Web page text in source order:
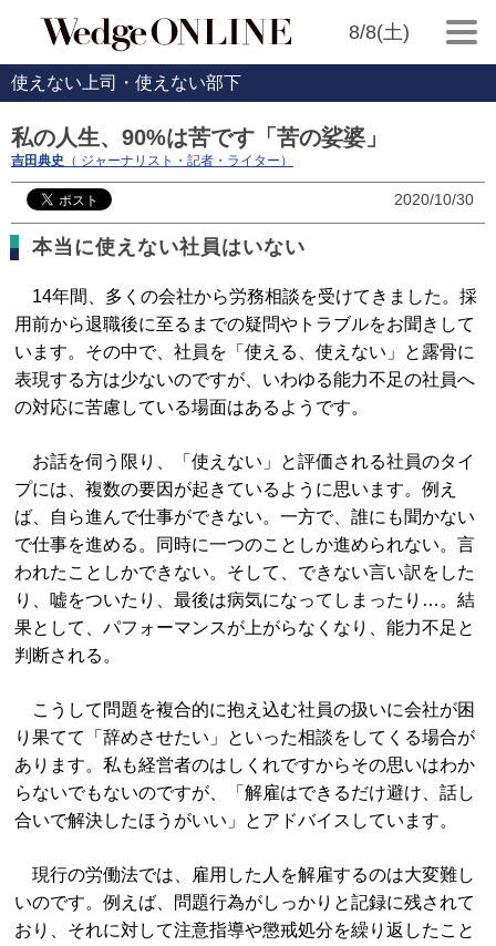
8/8(土)
使えない上司・使えない部下
私の人生、90%は苦です「苦の娑婆」
吉田典史 （ ジャーナリスト・記者・ライター）
2020/10/30
本当に使えない社員はいない
14年間、多くの会社から労務相談を受けてきました。採
用前から退職後に至るまでの疑問やトラブルをお聞きして
います。その中で、社員を「使える、使えない」と露骨に
表現する方は少ないのですが、いわゆる能力不足の社員へ
の対応に苦慮している場面はあるようです。
お話を伺う限り、「使えない」と評価される社員のタイ
プには、複数の要因が起きているように思います。例え
ば、自ら進んで仕事ができない。一方で、誰にも聞かない
で仕事を進める。同時に一つのことしか進められない。言
われたことしかできない。そして、できない言い訳をした
り、嘘をついたり、最後は病気になってしまったり…。結
果として、パフォーマンスが上がらなくなり、能力不足と
判断される。
こうして問題を複合的に抱え込む社員の扱いに会社が困
り果てて「辞めさせたい」といった相談をしてくる場合が
あります。私も経営者のはしくれですからその思いはわか
らないでもないのですが、「解雇はできるだけ避け、話し
合いで解決したほうがいい」とアドバイスしています。
現行の労働法では、雇用した人を解雇するのは大変難し
いのです。例えば、問題行為がしっかりと記録に残されて
おり、それに対して注意指導や懲戒処分を繰り返したこと